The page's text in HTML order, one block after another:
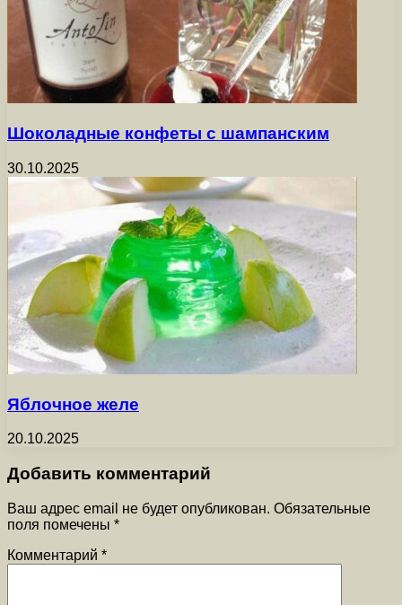
Шоколадные конфеты с шампанским
30.10.2025
Яблочное желе
20.10.2025
Добавить комментарий
Ваш адрес email не будет опубликован. Обязательные
поля помечены *
Комментарий *